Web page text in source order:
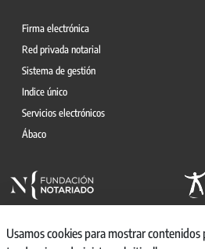
Firma electrónica
Red privada notarial
Sistema de gestión
Indice único
Servicios electrónicos
Ábaco
Usamos cookies para mostrar contenidos